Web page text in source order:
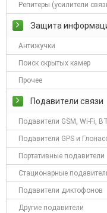
Репитеры (усилители
Защита
Антижучки
Поиск скрытых камер
Прочее
Подавители связи
Подавители GSM, Wi-Fi,
Подавители GPS и
Портативные подавители
Стационарные
Подавители диктофонов
Другие подавители